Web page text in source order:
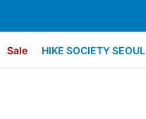
Sale HIKE SOCIETY SEOUL